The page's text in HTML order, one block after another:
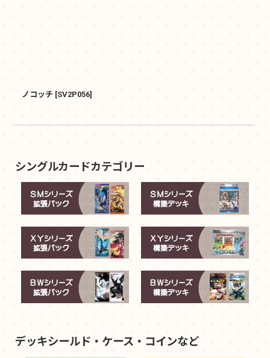
ノコッチ [SV2P056]
シングルカードカテゴリー
デッキシールド・ケース・コインなど